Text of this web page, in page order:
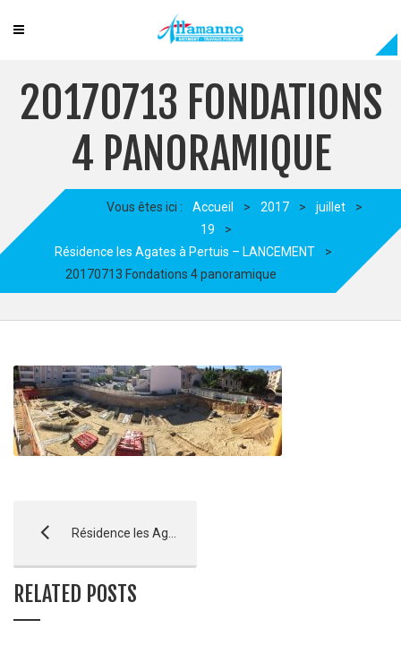
20170713 FONDATIONS
4 PANORAMIQUE
Vous êtes ici : Accueil > 2017 > juillet
>
19
>
Résidence les Agates à Pertuis – LANCEMENT
>
20170713 Fondations 4 panoramique
Résidence les Agates à Pertuis – LANCEMENT
RELATED POSTS